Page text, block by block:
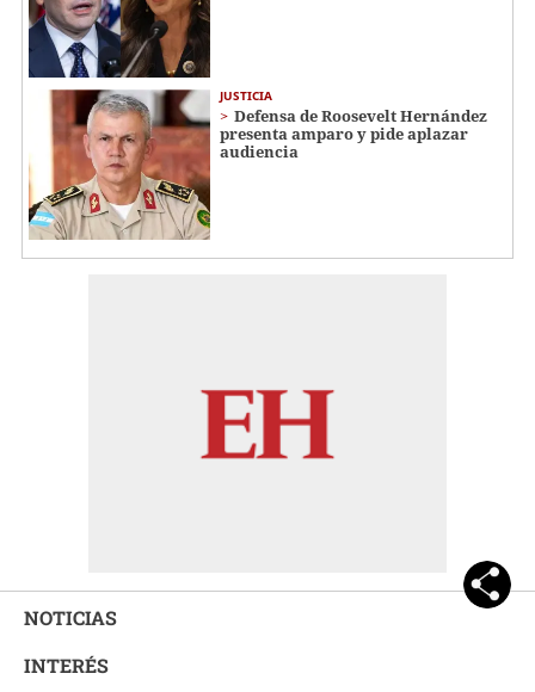
JUSTICIA
Defensa de Roosevelt Hernández
presenta amparo y pide aplazar
audiencia
NOTICIAS
INTERÉS